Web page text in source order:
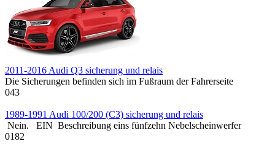
2011-2016 Audi Q3 sicherung und relais
Die Sicherungen befinden sich im Fußraum der Fahrerseite
043
1989-1991 Audi 100/200 (C3) sicherung und relais
Nein. EIN Beschreibung eins fünfzehn Nebelscheinwerfer
0182